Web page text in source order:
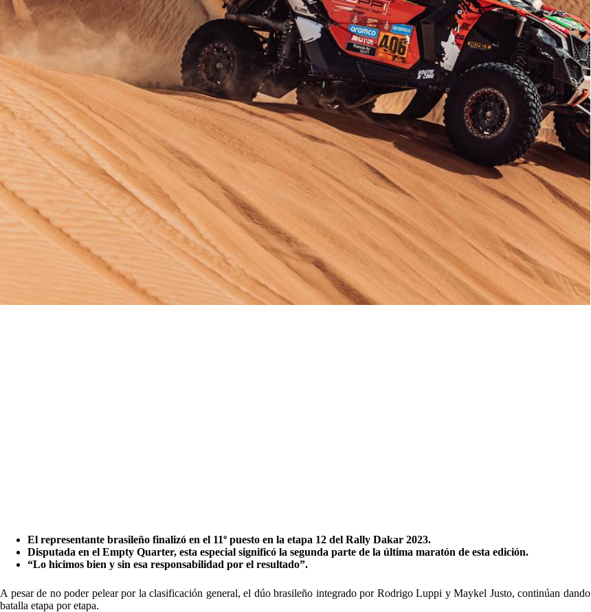
El representante brasileño finalizó en el 11º puesto en la etapa 12 del Rally Dakar 2023.
Disputada en el Empty Quarter, esta especial significó la segunda parte de la última maratón de esta edición.
“Lo hicimos bien y sin esa responsabilidad por el resultado”.
A pesar de no poder pelear por la clasificación general, el dúo brasileño integrado por Rodrigo Luppi y Maykel Justo, continúan dando
batalla etapa por etapa.